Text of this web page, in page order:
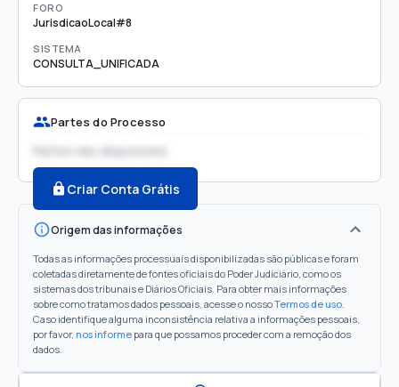
FORO
JurisdicaoLocal#8
SISTEMA
CONSULTA_UNIFICADA
Partes do Processo
Partes não disponíveis
Criar Conta Grátis
Origem das informações
Todas as informações processuais disponibilizadas são públicas e foram
coletadas diretamente de fontes oficiais do Poder Judiciário, como os
sistemas dos tribunais e Diários Oficiais. Para obter mais informações
sobre como tratamos dados pessoais, acesse o nossoTermos de uso.
Caso identifique alguma inconsistência relativa a informações pessoais,
por favor, nos informe para que possamos proceder com a remoção dos
dados.